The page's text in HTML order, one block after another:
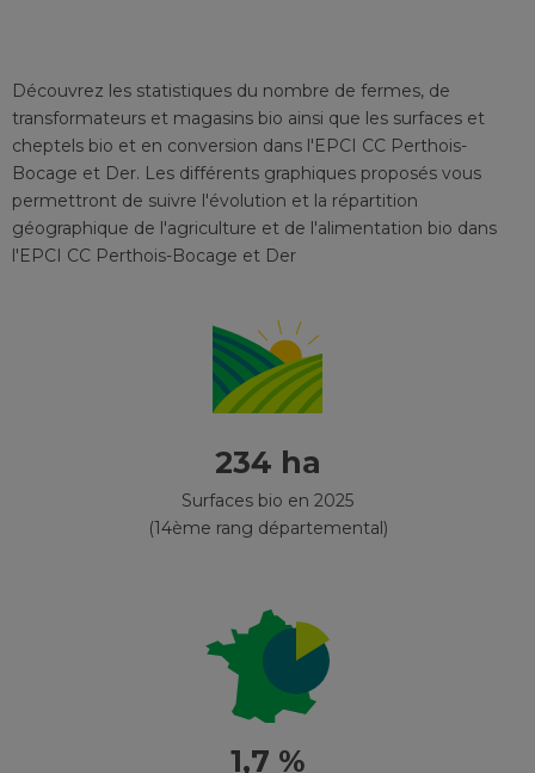
Découvrez les statistiques du nombre de fermes, de
transformateurs et magasins bio ainsi que les surfaces et
cheptels bio et en conversion dans l'EPCI CC Perthois-
Bocage et Der. Les différents graphiques proposés vous
permettront de suivre l'évolution et la répartition
géographique de l'agriculture et de l'alimentation bio dans
l'EPCI CC Perthois-Bocage et Der
234 ha
Surfaces bio en 2025
(14ème rang départemental)
1,7 %